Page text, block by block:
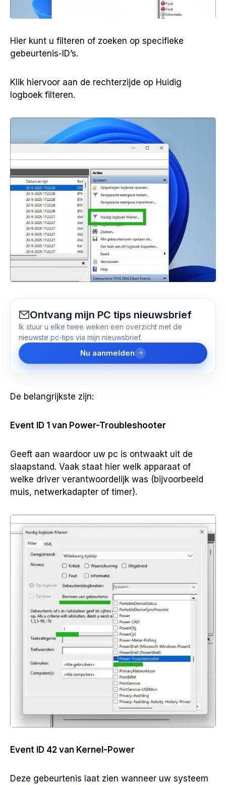
Hier kunt u filteren of zoeken op specifieke
gebeurtenis-ID’s.
Klik hiervoor aan de rechterzijde op Huidig
logboek filteren.
Ontvang mijn PC tips nieuwsbrief
Ik stuur u elke twee weken een overzicht met de
nieuwste pc-tips via mijn nieuwsbrief.
Nu aanmelden
De belangrijkste zijn:
Event ID 1 van Power-Troubleshooter
Geeft aan waardoor uw pc is ontwaakt uit de
slaapstand. Vaak staat hier welk apparaat of
welke driver verantwoordelijk was (bijvoorbeeld
muis, netwerkadapter of timer).
Event ID 42 van Kernel-Power
Deze gebeurtenis laat zien wanneer uw systeem